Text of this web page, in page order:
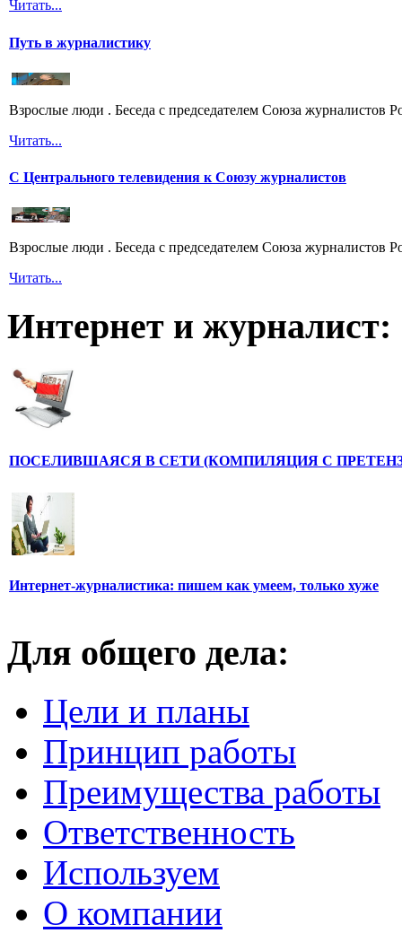
Читать...
Путь в журналистику
Взрослые люди . Беседа с председателем Союза журналистов
Читать...
С Центрального телевидения к Союзу журналистов
Взрослые люди . Беседа с председателем Союза журналистов
Читать...
Интернет и журналист:
ПОСЕЛИВШАЯСЯ В СЕТИ (КОМПИЛЯЦИЯ С
Интернет-журналистика: пишем как умеем, только хуже
Для общего дела:
Цели и планы
Принцип работы
Преимущества работы
Ответственность
Используем
О компании